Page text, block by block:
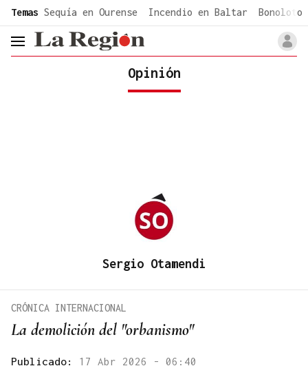
common.go-to-content
Temas Sequía en Ourense Incendio en Baltar Bonoloto
header.menu.open
Opinión
Sergio Otamendi
La demolición del "orbanismo"
CRÓNICA INTERNACIONAL
Publicado: 17 Abr 2026 - 06:40